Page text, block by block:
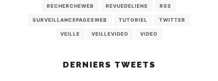
RECHERCHEWEB REVUEDELIENS RSS
SURVEILLANCEPAGESWEB TUTORIEL TWITTER
VEILLE VEILLEVIDEO VIDEO
DERNIERS TWEETS